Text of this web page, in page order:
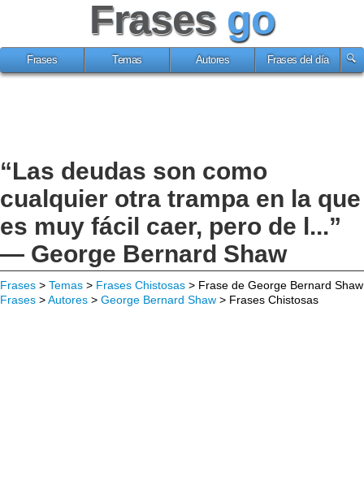
Frases go
Frases Temas Autores Frases del día
“Las deudas son como
cualquier otra trampa en la que
es muy fácil caer, pero de l...”
— George Bernard Shaw
Frases > Temas > Frases Chistosas > Frase de George Bernard Shaw
Frases >Autores > George Bernard Shaw > Frases Chistosas